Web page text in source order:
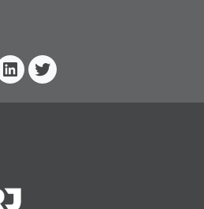
Linkedin
Twitter